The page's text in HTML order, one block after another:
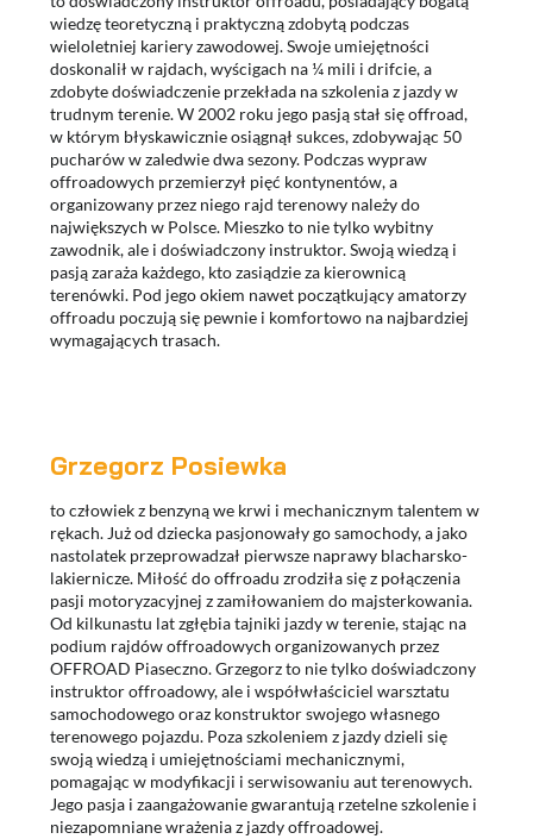
wiedzę teoretyczną i praktyczną zdobytą podczas
wieloletniej kariery zawodowej. Swoje umiejętności
doskonalił w rajdach, wyścigach na ¼ mili i drifcie, a
zdobyte doświadczenie przekłada na szkolenia z jazdy w
trudnym terenie. W 2002 roku jego pasją stał się offroad,
w którym błyskawicznie osiągnął sukces, zdobywając 50
pucharów w zaledwie dwa sezony. Podczas wypraw
offroadowych przemierzył pięć kontynentów, a
organizowany przez niego rajd terenowy należy do
największych w Polsce. Mieszko to nie tylko wybitny
zawodnik, ale i doświadczony instruktor. Swoją wiedzą i
pasją zaraża każdego, kto zasiądzie za kierownicą
terenówki. Pod jego okiem nawet początkujący amatorzy
offroadu poczują się pewnie i komfortowo na najbardziej
wymagających trasach.
Grzegorz Posiewka
to człowiek z benzyną we krwi i mechanicznym talentem w
rękach. Już od dziecka pasjonowały go samochody, a jako
nastolatek przeprowadzał pierwsze naprawy blacharsko-
lakiernicze. Miłość do offroadu zrodziła się z połączenia
pasji motoryzacyjnej z zamiłowaniem do majsterkowania.
Od kilkunastu lat zgłębia tajniki jazdy w terenie, stając na
podium rajdów offroadowych organizowanych przez
OFFROAD Piaseczno. Grzegorz to nie tylko doświadczony
instruktor offroadowy, ale i współwłaściciel warsztatu
samochodowego oraz konstruktor swojego własnego
terenowego pojazdu. Poza szkoleniem z jazdy dzieli się
swoją wiedzą i umiejętnościami mechanicznymi,
pomagając w modyfikacji i serwisowaniu aut terenowych.
Jego pasja i zaangażowanie gwarantują rzetelne szkolenie i
niezapomniane wrażenia z jazdy offroadowej.